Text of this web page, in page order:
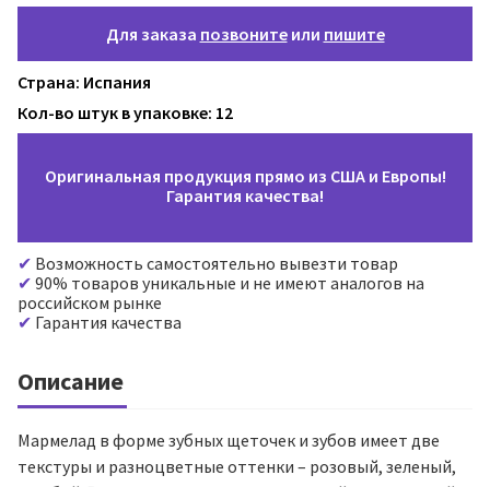
Для заказа позвонитеили пишите
Страна: Испания
Кол-во штук в упаковке: 12
Оригинальная продукция прямо из США и Европы!
Гарантия качества!
Возможность самостоятельно вывезти товар
90% товаров уникальные и не имеют аналогов на
российском рынке
Гарантия качества
Описание
Мармелад в форме зубных щеточек и зубов имеет две
текстуры и разноцветные оттенки – розовый, зеленый,